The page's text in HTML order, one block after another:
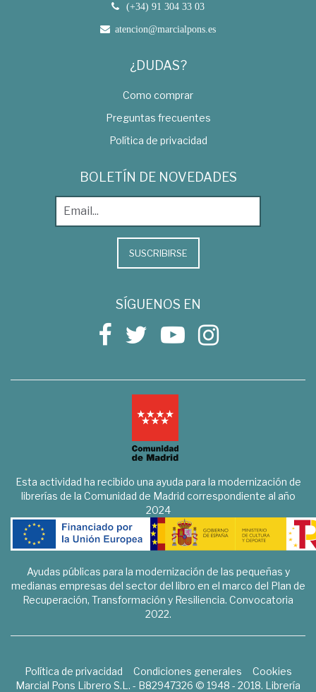
(+34) 91 304 33 03
atencion@marcialpons.es
¿DUDAS?
Como comprar
Preguntas frecuentes
Política de privacidad
BOLETÍN DE NOVEDADES
SUSCRIBIRSE
SÍGUENOS EN
Esta actividad ha recibido una ayuda para la modernización de
librerías de la Comunidad de Madrid correspondiente al año
2024
Ayudas públicas para la modernización de las pequeñas y
medianas empresas del sector del libro en el marco del Plan de
Recuperación, Transformación y Resiliencia. Convocatoria
2022.
Política de privacidad Condiciones generales
Cookies
Marcial Pons Librero S.L. - B82947326 © 1948 - 2018. Librería